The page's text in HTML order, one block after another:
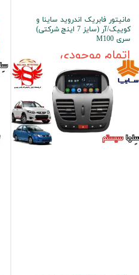
مانیتور فابریک اندروید ساینا و
کوییک/آر (سایز 7 اینچ شرکتی)
سری M100
اتمام موجودی